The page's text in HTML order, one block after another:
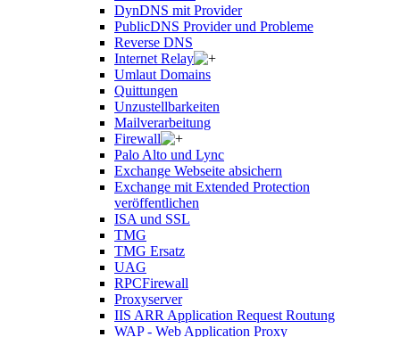
DynDNS mit Provider
PublicDNS Provider und Probleme
Reverse DNS
Internet Relay
Umlaut Domains
Quittungen
Unzustellbarkeiten
Mailverarbeitung
Firewall
Palo Alto und Lync
Exchange Webseite absichern
Exchange mit Extended Protection
veröffentlichen
ISA und SSL
TMG
TMG Ersatz
UAG
RPCFirewall
Proxyserver
IIS ARR Application Request Routung
WAP - Web Application Proxy